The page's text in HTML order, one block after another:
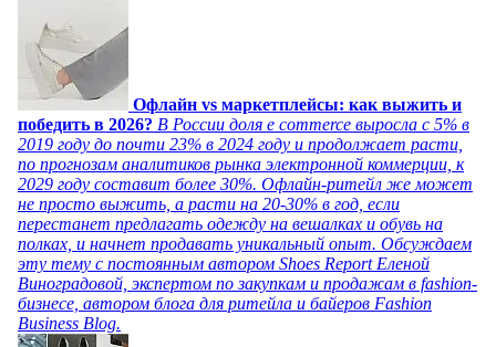
Офлайн vs маркетплейсы: как выжить и
победить в 2026? В России доля e commerce выросла с 5% в
2019 году до почти 23% в 2024 году и продолжает расти,
по прогнозам аналитиков рынка электронной коммерции, к
2029 году составит более 30%. Офлайн-ритейл же может
не просто выжить, а расти на 20-30% в год, если
перестанет предлагать одежду на вешалках и обувь на
полках, и начнет продавать уникальный опыт. Обсуждаем
эту тему с постоянным автором Shoes Report Еленой
Виноградовой, экспертом по закупкам и продажам в fashion-
бизнесе, автором блога для ритейла и байеров Fashion
Business Blog.